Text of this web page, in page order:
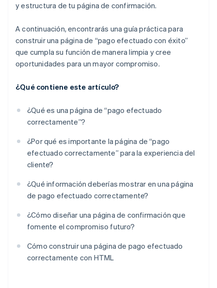
y estructura de tu página de confirmación.
A continuación, encontrarás una guía práctica para
construir una página de “pago efectuado con éxito”
que cumpla su función de manera limpia y cree
oportunidades para un mayor compromiso.
¿Qué contiene este artículo?
¿Qué es una página de “pago efectuado
correctamente”?
¿Por qué es importante la página de “pago
efectuado correctamente” para la experiencia del
cliente?
¿Qué información deberías mostrar en una página
de pago efectuado correctamente?
¿Cómo diseñar una página de confirmación que
fomente el compromiso futuro?
Cómo construir una página de pago efectuado
correctamente con HTML